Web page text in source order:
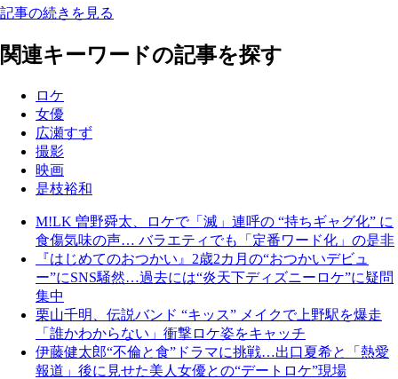
記事の続きを見る
関連キーワードの記事を探す
ロケ
女優
広瀬すず
撮影
映画
是枝裕和
M!LK 曽野舜太、ロケで「滅」連呼の “持ちギャグ化” に
食傷気味の声… バラエティでも「定番ワード化」の是非
『はじめてのおつかい』2歳2カ月の“おつかいデビュ
ー”にSNS騒然…過去には“炎天下ディズニーロケ”に疑問
集中
栗山千明、伝説バンド “キッス” メイクで上野駅を爆走
「誰かわからない」衝撃ロケ姿をキャッチ
伊藤健太郎“不倫と食”ドラマに挑戦…出口夏希と「熱愛
報道」後に見せた美人女優との“デートロケ”現場